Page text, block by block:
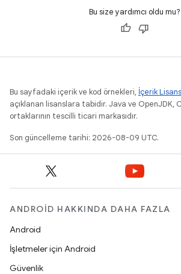
Bu size yardımcı oldu mu?
Bu sayfadaki içerik ve kod örnekleri, İçerik
açıklanan lisanslara tabidir. Java ve OpenJDK,
ortaklarının tescilli ticari markasıdır.
Son güncelleme tarihi: 2026-08-09 UTC.
ANDROID HAKKINDA DAHA FAZLA
Android
İşletmeler için Android
Güvenlik